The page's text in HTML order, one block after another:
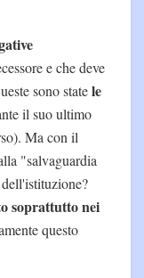
e che deve
sono statele
il suo ultimo
Ma con il
"salvaguardia
soprattutto nei
questo